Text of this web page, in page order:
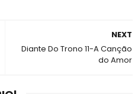
NEXT
Diante Do Trono 11-A Canção
do Amor